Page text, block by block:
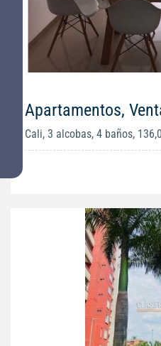
Apartamentos,
Cali, 3 alcobas, 4 baños,